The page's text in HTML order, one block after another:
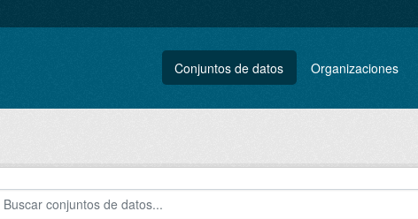
Conjuntos de datos Organizaciones